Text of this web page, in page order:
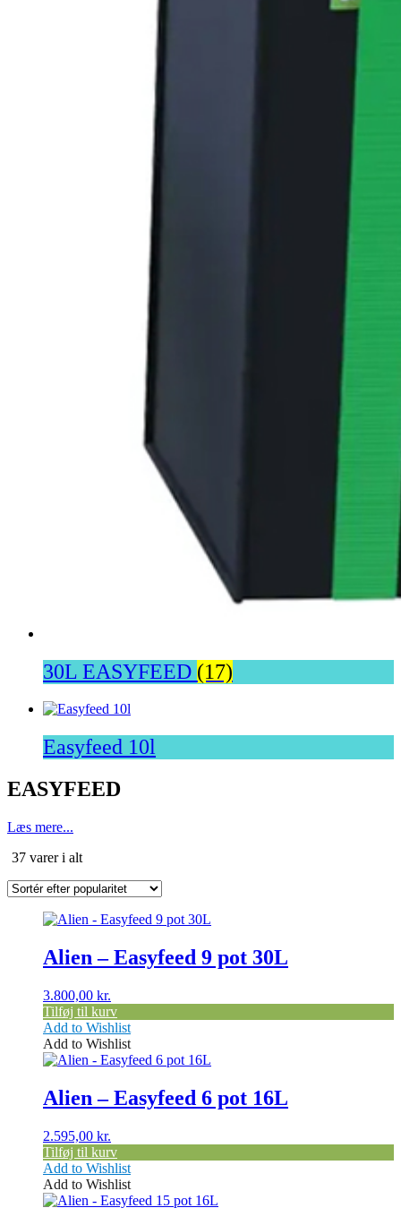
30L EASYFEED (17)
Easyfeed 10l
EASYFEED
Læs mere...
37 varer i altSorteret
popularitet
Alien – Easyfeed 9 pot 30L
3.800,00 kr.
Tilføj til kurv
Add to Wishlist
Add to Wishlist
Alien – Easyfeed 6 pot 16L
2.595,00 kr.
Tilføj til kurv
Add to Wishlist
Add to Wishlist